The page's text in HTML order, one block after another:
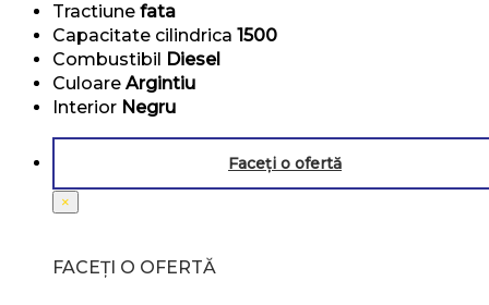
Tractiune fata
Capacitate cilindrica 1500
Combustibil
Diesel
Culoare Argintiu
Interior Negru
Faceți o ofertă
×
FACEȚI O OFERTĂ